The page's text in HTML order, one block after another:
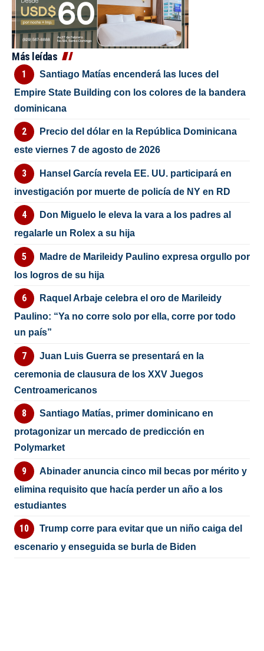
Más leídas
Santiago Matías encenderá las luces del
Empire State Building con los colores de la bandera
dominicana
Precio del dólar en la República Dominicana
este viernes 7 de agosto de 2026
Hansel García revela EE. UU. participará en
investigación por muerte de policía de NY en RD
Don Miguelo le eleva la vara a los padres al
regalarle un Rolex a su hija
Madre de Marileidy Paulino expresa orgullo por
los logros de su hija
Raquel Arbaje celebra el oro de Marileidy
Paulino: “Ya no corre solo por ella, corre por todo
un país”
Juan Luis Guerra se presentará en la
ceremonia de clausura de los XXV Juegos
Centroamericanos
Santiago Matías, primer dominicano en
protagonizar un mercado de predicción en
Polymarket
Abinader anuncia cinco mil becas por mérito y
elimina requisito que hacía perder un año a los
estudiantes
Trump corre para evitar que un niño caiga del
escenario y enseguida se burla de Biden